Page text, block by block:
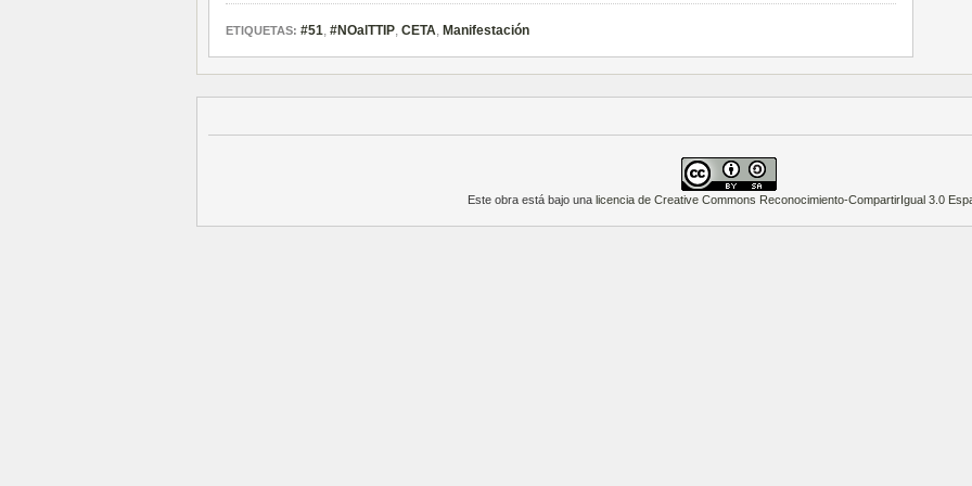
ETIQUETAS: #51, #NOalTTIP, CETA, Manifestación
Este obra está bajo una licencia de Creative Commons Reconocimiento-CompartirIgual 3.0